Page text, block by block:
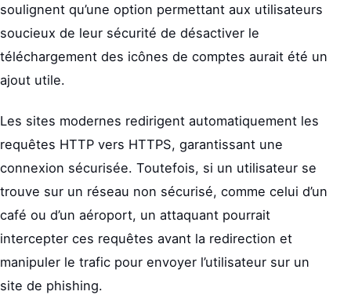
soulignent qu’une option permettant aux utilisateurs
soucieux de leur sécurité de désactiver le
téléchargement des icônes de comptes aurait été un
ajout utile.
Les sites modernes redirigent automatiquement les
requêtes HTTP vers HTTPS, garantissant une
connexion sécurisée. Toutefois, si un utilisateur se
trouve sur un réseau non sécurisé, comme celui d’un
café ou d’un aéroport, un attaquant pourrait
intercepter ces requêtes avant la redirection et
manipuler le trafic pour envoyer l’utilisateur sur un
site de phishing.